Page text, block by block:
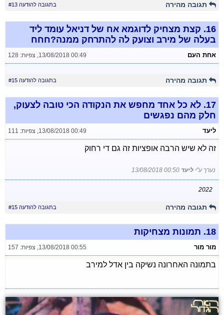
תגובה מהירה בתגובה להודעה #13
16. קצת מצחיק לדוגמא אח של דניאל עומד ליד
בעלה של מירב וצועק לה להתרחק ממנה?חחח
אחת העם 13/08/2018 00:49
, צפיות: 128
תגובה מהירה בתגובה להודעה #15
17. לא כל אחד מחפש את הנקודה הכי טובה לצעוק,
חלק מהם נפגשים
ליעד 13/08/2018 00:49
, צפיות: 111
זה לא שיש הרבה אופציות זה גם די רחוק
נערך ע"י ליעד 13/08/2018 00:50
2022
תגובה מהירה בתגובה להודעה #15
18. תמונות מצחיקות
מור מור 13/08/2018 00:55
, צפיות: 157
בתמונה האחרונה נשיקה בין אדל למירב